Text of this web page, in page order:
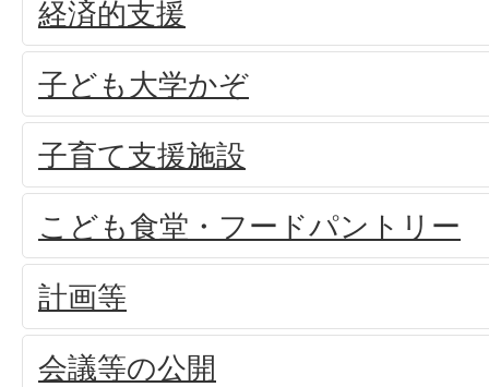
経済的支援
子ども大学かぞ
子育て支援施設
こども食堂・フードパントリー
計画等
会議等の公開